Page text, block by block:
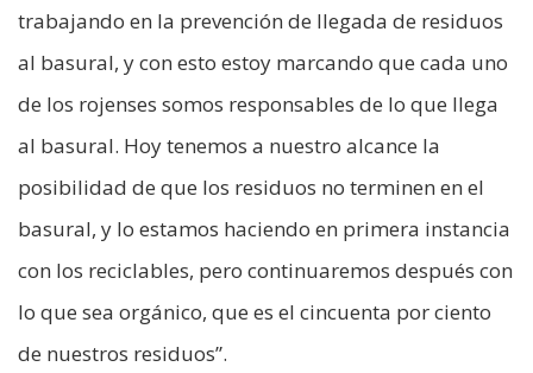
trabajando en la prevención de llegada de residuos
al basural, y con esto estoy marcando que cada uno
de los rojenses somos responsables de lo que llega
al basural. Hoy tenemos a nuestro alcance la
posibilidad de que los residuos no terminen en el
basural, y lo estamos haciendo en primera instancia
con los reciclables, pero continuaremos después con
lo que sea orgánico, que es el cincuenta por ciento
de nuestros residuos”.